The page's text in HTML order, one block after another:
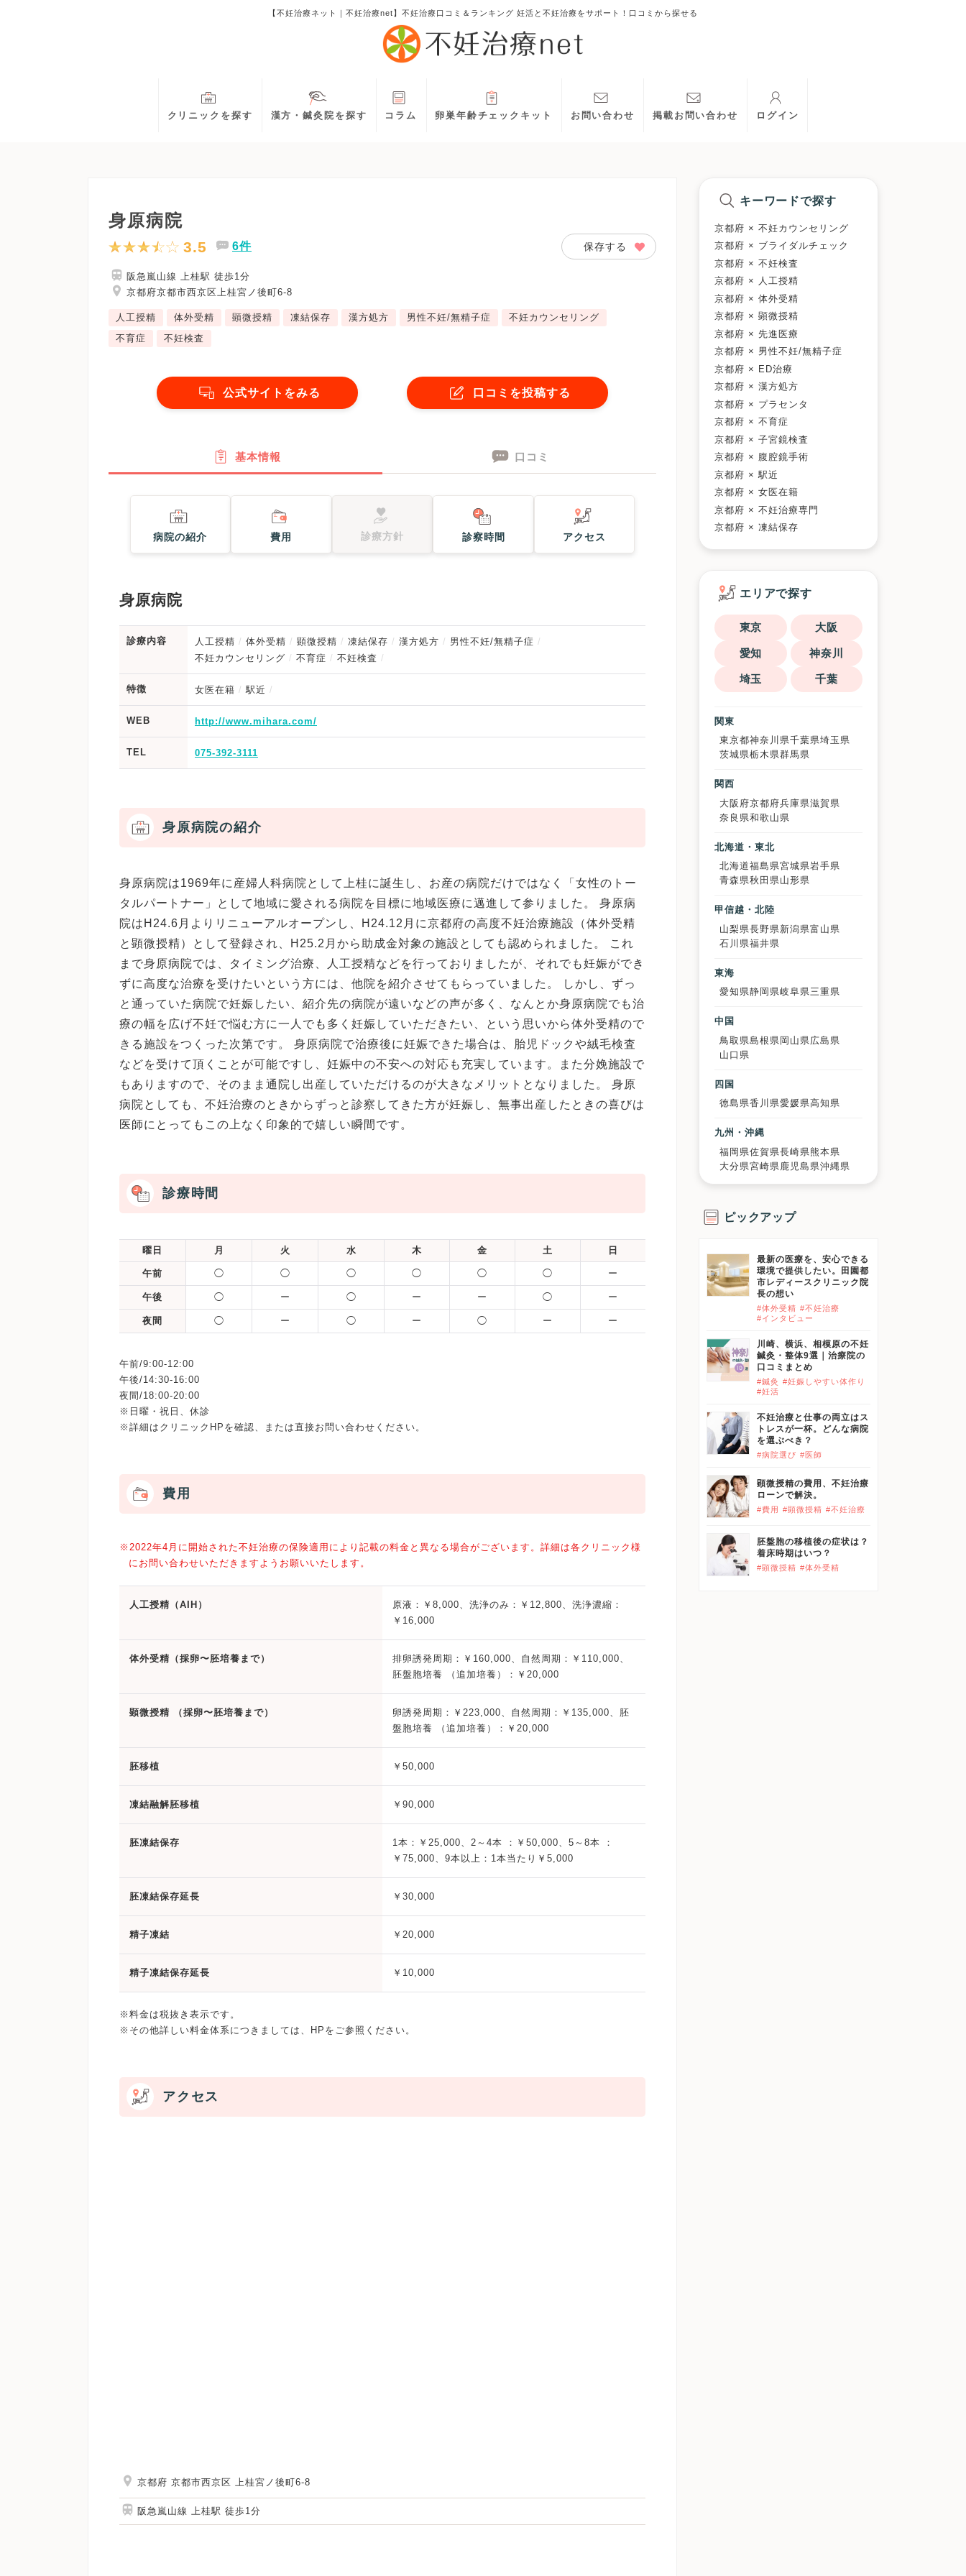
【不妊治療ネット｜不妊治療net】不妊治療口コミ＆ランキング 妊活と不妊治療をサポート！口コミから探せる
クリニックを探す 漢方・鍼灸院を探す コラム 卵巣年齢チェックキット お問い合わせ 掲載お問い合わせ ログイン
身原病院
3.5 6件 保存する
阪急嵐山線 上桂駅 徒歩1分
京都府京都市西京区上桂宮ノ後町6-8
人工授精 体外受精 顕微授精 凍結保存 漢方処方 男性不妊/無精子症
不妊カウンセリング
不育症
不妊検査
公式サイトをみる 口コミを投稿する
基本情報 口コミ
病院の紹介 費用 診療方針 診察時間 アクセス
身原病院
診療内容 人工授精 体外受精 顕微授精 凍結保存 漢方処方
男性不妊/無精子症
不妊カウンセリング
不育症 不妊検査
特徴 女医在籍 駅近
WEB http://www.mihara.com/
TEL 075-392-3111
身原病院の紹介
身原病院は1969年に産婦人科病院として上桂に誕生し、お産の病院だけではなく「女性のトー
タルパートナー」として地域に愛される病院を目標に地域医療に邁進して参りました。 身原病
院はH24.6月よりリニューアルオープンし、H24.12月に京都府の高度不妊治療施設（体外受精
と顕微授精）として登録され、H25.2月から助成金対象の施設としても認められました。 これ
まで身原病院では、タイミング治療、人工授精などを行っておりましたが、それでも妊娠ができ
ずに高度な治療を受けたいという方には、他院を紹介させてもらっていました。 しかし、ずっ
と通っていた病院で妊娠したい、紹介先の病院が遠いなどの声が多く、なんとか身原病院でも治
療の幅を広げ不妊で悩む方に一人でも多く妊娠していただきたい、という思いから体外受精ので
きる施設をつくった次第です。 身原病院で治療後に妊娠できた場合は、胎児ドックや絨毛検査
などを受けて頂くことが可能ですし、妊娠中の不安への対応も充実しています。また分娩施設で
もありますので、そのまま通院し出産していただけるのが大きなメリットとなりました。 身原
病院としても、不妊治療のときからずっと診察してきた方が妊娠し、無事出産したときの喜びは
医師にとってもこの上なく印象的で嬉しい瞬間です。
診療時間
曜日 月 火 水 木 金 土 日
午前 ◯ ◯ ◯ ◯ ◯ ◯ ー
午後 ◯ ー ◯ ー ー ◯ ー
夜間 ◯ ー ◯ ー ◯ ー ー
午前/9:00-12:00
午後/14:30-16:00
夜間/18:00-20:00
※日曜・祝日、休診
費用
※2022年4月に開始された不妊治療の保険適用により記載の料金と異なる場合がございます。詳細は各クリニック様
にお問い合わせいただきますようお願いいたします。
人工授精（AIH）
原液：￥8,000、洗浄のみ：￥12,800、洗浄濃縮：
￥16,000
体外受精（採卵〜胚培養まで）
排卵誘発周期：￥160,000、自然周期：￥110,000、
胚盤胞培養 （追加培養）：￥20,000
顕微授精 （採卵〜胚培養まで）
卵誘発周期：￥223,000、自然周期：￥135,000、胚
盤胞培養 （追加培養）：￥20,000
胚移植 ￥50,000
凍結融解胚移植 ￥90,000
胚凍結保存
1本：￥25,000、2～4本 ：￥50,000、5～8本 ：
￥75,000、9本以上：1本当たり￥5,000
胚凍結保存延長 ￥30,000
精子凍結 ￥20,000
精子凍結保存延長 ￥10,000
※料金は税抜き表示です。
※その他詳しい料金体系につきましては、HPをご参照ください。
アクセス
京都府 京都市西京区 上桂宮ノ後町6-8
阪急嵐山線 上桂駅 徒歩1分
キーワードで探す
京都府 × 不妊カウンセリング
京都府 × ブライダルチェック
京都府 × 不妊検査
京都府 × 人工授精
京都府 × 体外受精
京都府 × 顕微授精
京都府 × 先進医療
京都府 × 男性不妊/無精子症
京都府 × ED治療
京都府 × 漢方処方
京都府 × プラセンタ
京都府 × 不育症
京都府 × 子宮鏡検査
京都府 × 腹腔鏡手術
京都府 × 駅近
京都府 × 女医在籍
京都府 × 不妊治療専門
京都府 × 凍結保存
エリアで探す
東京 大阪
愛知 神奈川
埼玉 千葉
関東
東京都神奈川県千葉県埼玉県
茨城県栃木県群馬県
関西
大阪府京都府兵庫県滋賀県
奈良県和歌山県
北海道・東北
北海道福島県宮城県岩手県
青森県秋田県山形県
甲信越・北陸
山梨県長野県 新潟県富山県
石川県福井県
東海
愛知県静岡県岐阜県三重県
中国
鳥取県島根県 岡山県 広島県
山口県
四国
徳島県香川県愛媛県高知県
九州・沖縄
福岡県佐賀県長崎県 熊本県
大分県宮崎県 鹿児島県沖縄県
ピックアップ
最新の医療を、安心できる
環境で提供したい。田園都
市レディースクリニック院
長の想い
#体外受精 #不妊治療
#インタビュー
川崎、横浜、相模原の不妊
鍼灸・整体9選｜治療院の
口コミまとめ
#鍼灸 #妊娠しやすい体作り
#妊活
不妊治療と仕事の両立はス
トレスが一杯。どんな病院
を選ぶべき？
#病院選び #医師
顕微授精の費用、不妊治療
ローンで解決。
#費用 #顕微授精 #不妊治療
胚盤胞の移植後の症状は？
着床時期はいつ？
#顕微授精 #体外受精